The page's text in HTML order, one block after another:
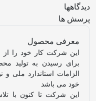
دیدگاهها
پرسش ها
معرفی محصول
برای رسیدن به تولید
الزامات استاندارد ملی
خود می باشد
این شرکت تا کنون با